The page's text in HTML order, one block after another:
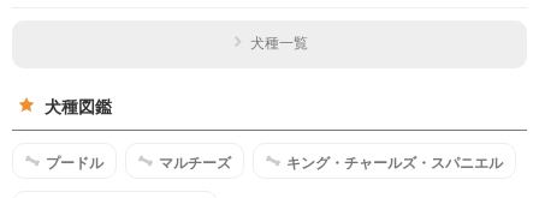
犬種一覧
犬種図鑑
プードル マルチーズ キング・チャールズ・スパニエル